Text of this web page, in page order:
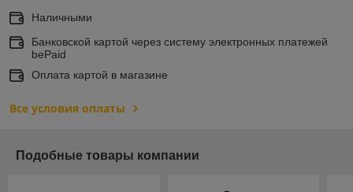
Наличными
Банковской картой через систему электронных платежей
bePaid
Оплата картой в магазине
Все условия оплаты
Подобные товары компании